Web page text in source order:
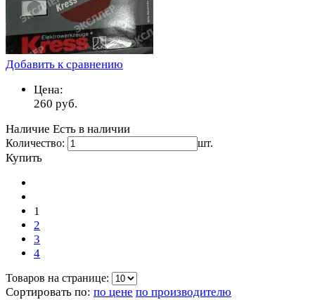
Добавить к сравнению
Цена:
260 руб.
Наличие Есть в наличии
Количество: шт.
Купить
1
2
3
4
Товаров на странице:
Сортировать по: по цене по производителю